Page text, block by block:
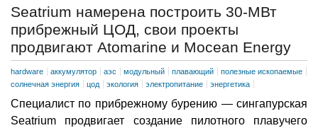
Seatrium намерена построить 30-МВт
прибрежный ЦОД, свои проекты
продвигают Atomarine и Mocean Energy
hardware аккумулятор аэс модульный плавающий
полезные ископаемые
солнечная энергия
цод экология электропитание энергетика
Специалист по прибрежному бурению — сингапурская
Seatrium продвигает создание пилотного плавучего